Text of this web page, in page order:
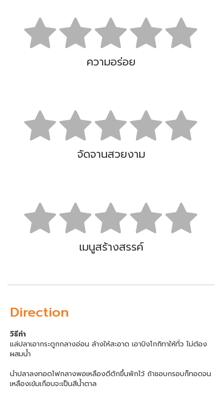
ความอร่อย
จัดจานสวยงาม
เมนูสร้างสรรค์
Direction
วิธีทำ
แล่ปลาเอากระดูกกลางอ่อน ล้างให้สะอาด เอาป้งโกกิทาให้ทั่ว ไม่ต้อง
ผสมน้ำ
นำปลาลงทอดไฟกลางพอเหลืองดีตักขึ้นพักไว้ ถ้าชอบกรอบก็ทอดจน
เหลืองเข้มเกือบจะเป็นสีน้ำตาล